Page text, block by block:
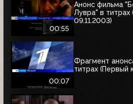
00:55
Анонс фильма
Лувра" в титрах
09.11.2003)
00:07
Фрагмент
титрах (Первый